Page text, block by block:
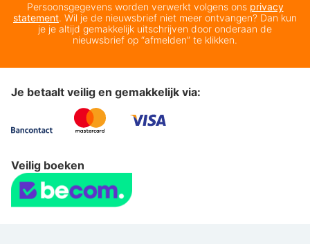
Persoonsgegevens worden verwerkt volgens ons privacy
statement. Wil je de nieuwsbrief niet meer ontvangen? Dan kun
je je altijd gemakkelijk uitschrijven door onderaan de
nieuwsbrief op “afmelden” te klikken.
Je betaalt veilig en gemakkelijk via:
Veilig boeken